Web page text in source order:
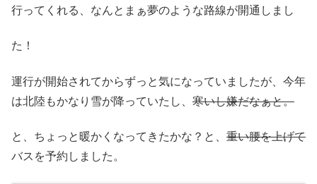
行ってくれる、なんとまぁ夢のような路線が開通しまし
た！
運行が開始されてからずっと気になっていましたが、今年
は北陸もかなり雪が降っていたし、 寒いし嫌だなぁと。
と、ちょっと暖かくなってきたかな？と、 重い腰を上げて
バスを予約しました。